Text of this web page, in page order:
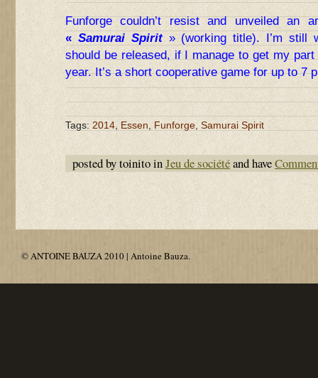
Funforge couldn’t resist and unveiled an
« Samurai Spirit» (working title). I’m still
should be released, if I manage to get my
year. It’s a short cooperative game for up to 7
Tags: 2014 Essen Funforge Samurai Spirit
posted by toinito inJeu de sociétéand have
© ANTOINE BAUZA 2010 | Antoine Bauza.